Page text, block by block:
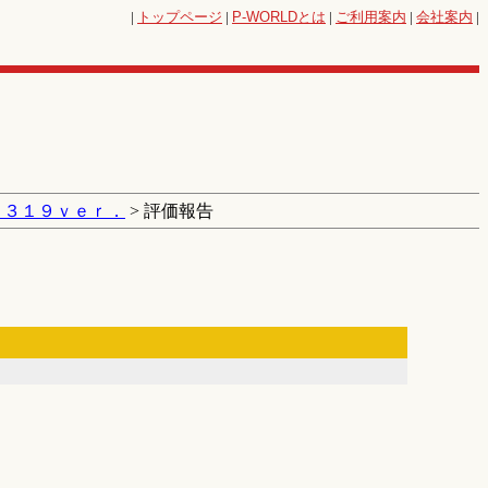
| トップページ | P-WORLDとは | ご利用案内 | 会社案内 |
１９ｖｅｒ． > 評価報告